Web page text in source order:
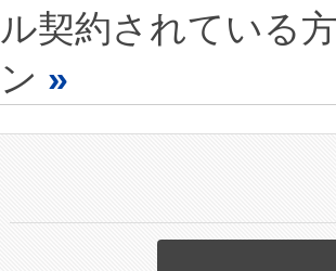
ル契約されている
ン »